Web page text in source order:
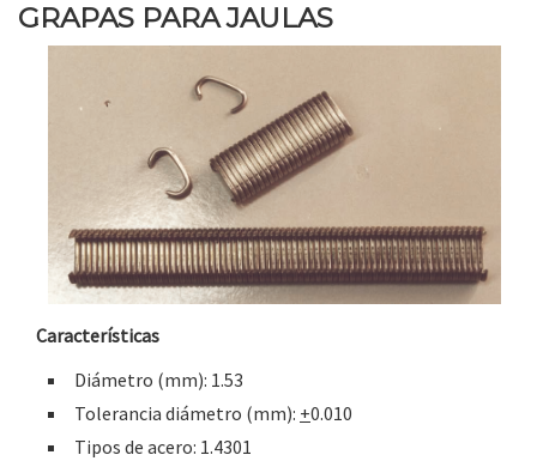
GRAPAS PARA JAULAS
Características
Diámetro (mm): 1.53
Tolerancia diámetro (mm): +0.010
Tipos de acero: 1.4301